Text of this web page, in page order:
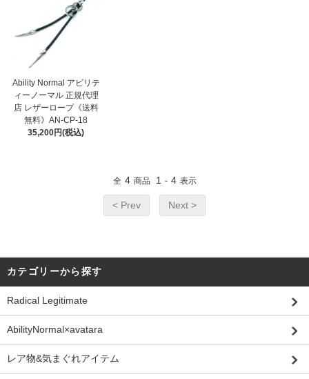
Ability Normal アビリテ
ィーノーマル 正規代理
店 レザーロープ《送料
無料》AN-CP-18
35,200円(税込)
全 4 商品 1 - 4 表示
< Prev Next >
カテゴリーから探す
Radical Legitimate
AbilityNormal×avatara
レア物&気まぐれアイテム